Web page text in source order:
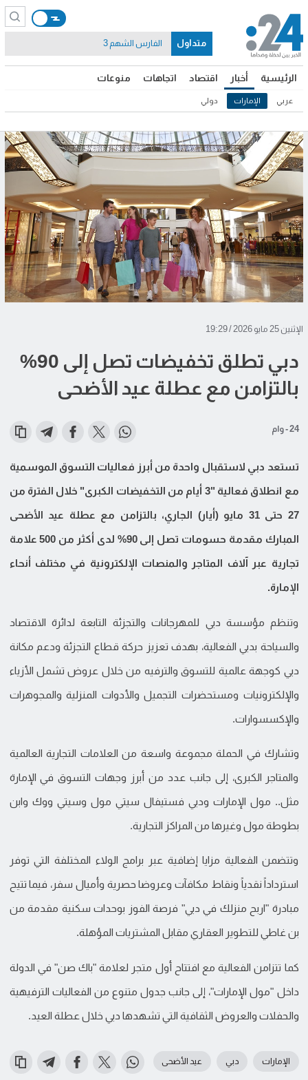
الرئيسية أخبار
عربي الإمارات دولي
اقتصاد اتجاهات منوعات
متداول الفارس الشهم 3
الإثنين 25 مايو 2026 / 19:29
دبي تطلق تخفيضات تصل إلى 90%
بالتزامن مع عطلة عيد الأضحى
24 - وام
تستعد دبي لاستقبال واحدة من أبرز فعاليات التسوق الموسمية
مع انطلاق فعالية "3 أيام من التخفيضات الكبرى" خلال الفترة من
27 حتى 31 مايو (أيار) الجاري، بالتزامن مع عطلة عيد الأضحى
المبارك مقدمة حسومات تصل إلى 90% لدى أكثر من 500 علامة
تجارية عبر آلاف المتاجر والمنصات الإلكترونية في مختلف أنحاء
الإمارة.
وتنظم مؤسسة دبي للمهرجانات والتجزئة التابعة لدائرة الاقتصاد
والسياحة بدبي الفعالية، بهدف تعزيز حركة قطاع التجزئة ودعم مكانة
دبي كوجهة عالمية للتسوق والترفيه من خلال عروض تشمل الأزياء
والإلكترونيات ومستحضرات التجميل والأدوات المنزلية والمجوهرات
والإكسسوارات.
وتشارك في الحملة مجموعة واسعة من العلامات التجارية العالمية
والمتاجر الكبرى، إلى جانب عدد من أبرز وجهات التسوق في الإمارة
مثل.. مول الإمارات ودبي فستيفال سيتي مول وسيتي ووك وابن
بطوطة مول وغيرها من المراكز التجارية.
وتتضمن الفعالية مزايا إضافية عبر برامج الولاء المختلفة التي توفر
استرداداً نقدياً ونقاط مكافآت وعروضا حصرية وأميال سفر، فيما تتيح
مبادرة "اربح منزلك في دبي" فرصة الفوز بوحدات سكنية مقدمة من
بن غاطي للتطوير العقاري مقابل المشتريات المؤهلة.
كما تتزامن الفعالية مع افتتاح أول متجر لعلامة "باك صن" في الدولة
داخل "مول الإمارات"، إلى جانب جدول متنوع من الفعاليات الترفيهية
والحفلات والعروض الثقافية التي تشهدها دبي خلال عطلة العيد.
الإمارات دبي عيد الأضحى